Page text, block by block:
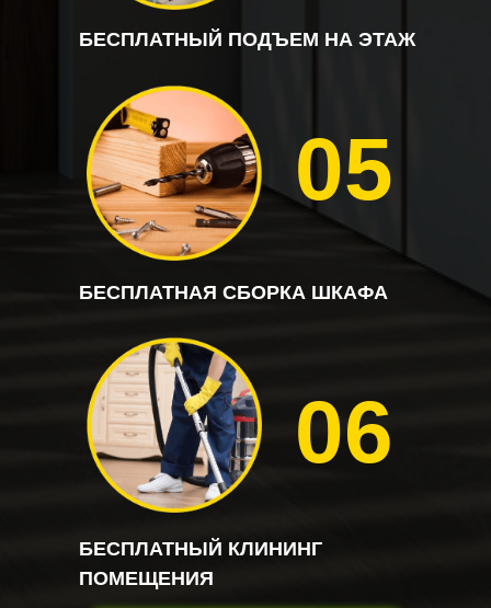
БЕСПЛАТНЫЙ ПОДЪЕМ НА ЭТАЖ
БЕСПЛАТНАЯ СБОРКА ШКАФА
05
БЕСПЛАТНЫЙ КЛИНИНГ
ПОМЕЩЕНИЯ
06